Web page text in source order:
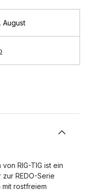
August
RIG-TIG ist ein
REDO-Serie
rostfreiem